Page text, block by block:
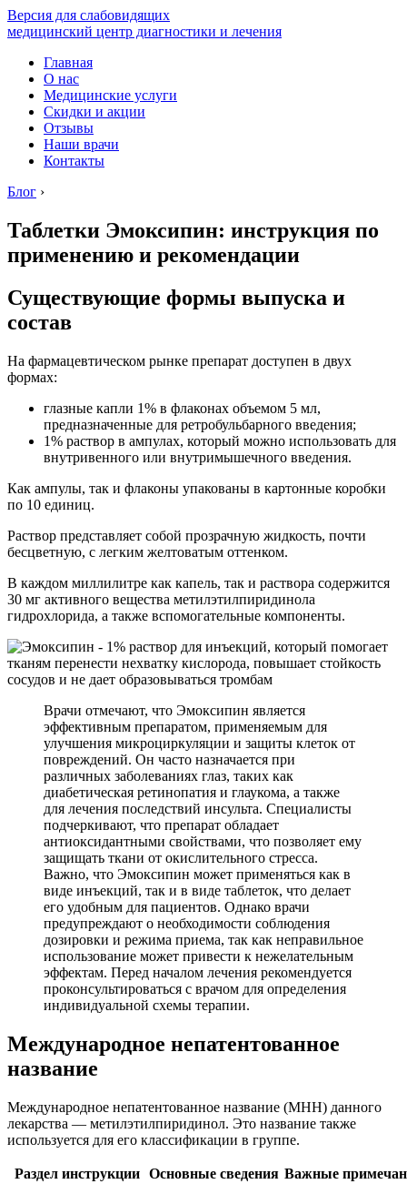
Версия для слабовидящих
медицинский центр диагностики и лечения
Главная
О нас
Медицинские услуги
Скидки и акции
Отзывы
Наши врачи
Контакты
Блог ›
Таблетки Эмоксипин: инструкция по
применению и рекомендации
Существующие формы выпуска и
состав
На фармацевтическом рынке препарат доступен в двух
формах:
глазные капли 1% в флаконах объемом 5 мл,
предназначенные для ретробульбарного введения;
1% раствор в ампулах, который можно использовать для
внутривенного или внутримышечного введения.
Как ампулы, так и флаконы упакованы в картонные коробки
по 10 единиц.
Раствор представляет собой прозрачную жидкость, почти
бесцветную, с легким желтоватым оттенком.
В каждом миллилитре как капель, так и раствора содержится
30 мг активного вещества метилэтилпиридинола
гидрохлорида, а также вспомогательные компоненты.
Врачи отмечают, что Эмоксипин является
эффективным препаратом, применяемым для
улучшения микроциркуляции и защиты клеток от
повреждений. Он часто назначается при
различных заболеваниях глаз, таких как
диабетическая ретинопатия и глаукома, а также
для лечения последствий инсульта. Специалисты
подчеркивают, что препарат обладает
антиоксидантными свойствами, что позволяет ему
защищать ткани от окислительного стресса.
Важно, что Эмоксипин может применяться как в
виде инъекций, так и в виде таблеток, что делает
его удобным для пациентов. Однако врачи
предупреждают о необходимости соблюдения
дозировки и режима приема, так как неправильное
использование может привести к нежелательным
эффектам. Перед началом лечения рекомендуется
проконсультироваться с врачом для определения
индивидуальной схемы терапии.
Международное непатентованное
название
Международное непатентованное название (МНН) данного
лекарства — метилэтилпиридинол. Это название также
используется для его классификации в группе.
Раздел инструкции Основные сведения Важные